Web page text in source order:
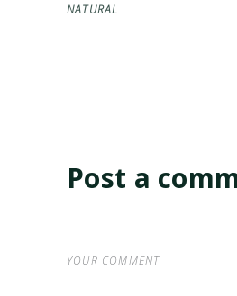
NATURAL
Post a